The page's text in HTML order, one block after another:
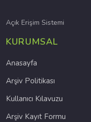
Açık Erişim Sistemi
KURUMSAL
Anasayfa
Arşiv Politikası
Kullanıcı Kılavuzu
Arşiv Kayıt Formu